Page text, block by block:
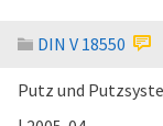
DIN V 18550
Putz und